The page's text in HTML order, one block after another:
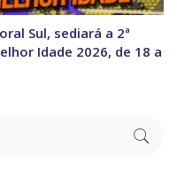
Sul, sediará a 2ª
Idade 2026, de 18 a